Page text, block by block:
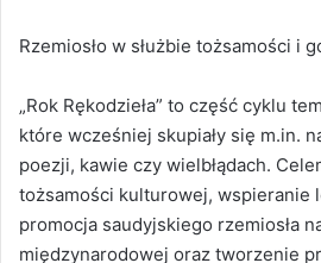
Rzemiosło w służbie tożsamości i
„Rok Rękodzieła” to część cyklu
które wcześniej skupiały się m.in.
poezji, kawie czy wielbłądach.
tożsamości kulturowej, wspieranie
promocja saudyjskiego rzemiosła
międzynarodowej oraz tworzenie